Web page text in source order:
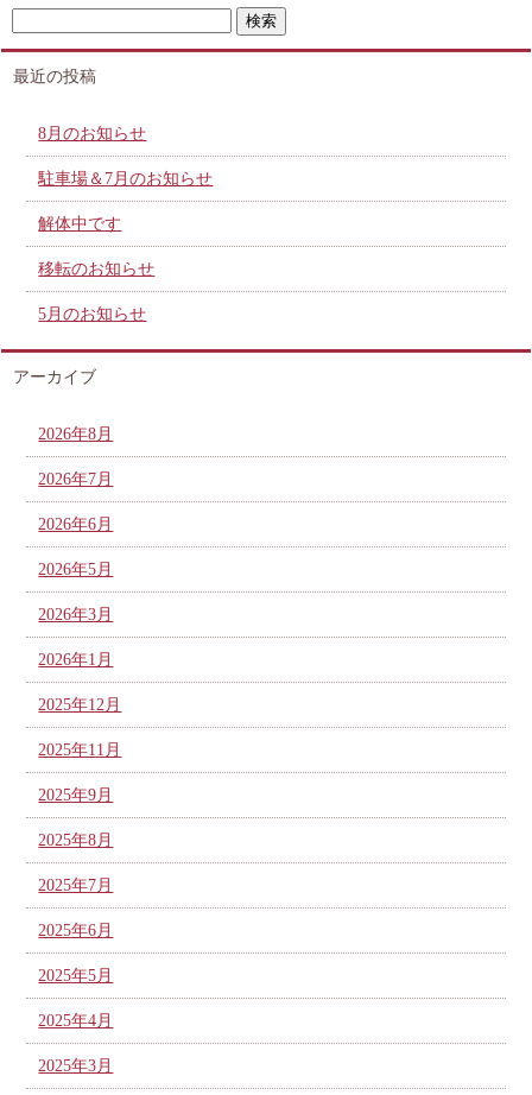
最近の投稿
8月のお知らせ
駐車場＆7月のお知らせ
解体中です
移転のお知らせ
5月のお知らせ
アーカイブ
2026年8月
2026年7月
2026年6月
2026年5月
2026年3月
2026年1月
2025年12月
2025年11月
2025年9月
2025年8月
2025年7月
2025年6月
2025年5月
2025年4月
2025年3月